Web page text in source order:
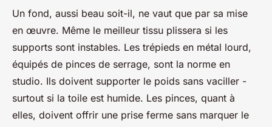
Un fond, aussi beau soit-il, ne vaut que par sa mise
en œuvre. Même le meilleur tissu plissera si les
supports sont instables. Les trépieds en métal lourd,
équipés de pinces de serrage, sont la norme en
studio. Ils doivent supporter le poids sans vaciller -
surtout si la toile est humide. Les pinces, quant à
elles, doivent offrir une prise ferme sans marquer le